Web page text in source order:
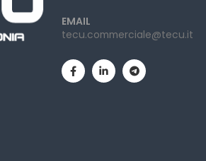
EMAIL
tecu.commerciale@tecu.it